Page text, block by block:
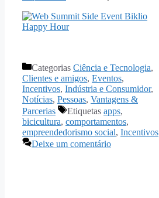
Categorias Ciência e Tecnologia,
Clientes e amigos, Eventos,
Incentivos, Indústria e Consumidor,
Notícias, Pessoas, Vantagens &
Parcerias
Etiquetas apps,
bicicultura, comportamentos,
empreendedorismo social, Incentivos
Deixe um comentário